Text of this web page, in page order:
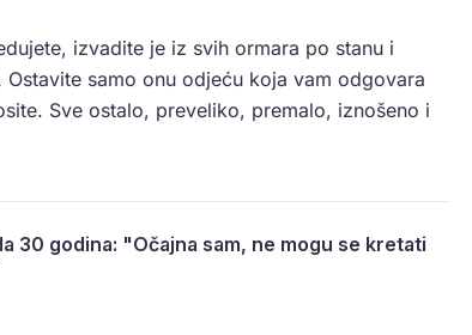
izvadite je iz svih ormara po stanu i
samo onu odjeću koja vam odgovara
Sve ostalo, preveliko, premalo, iznošeno i
30 godina: "Očajna sam, ne mogu se kretati